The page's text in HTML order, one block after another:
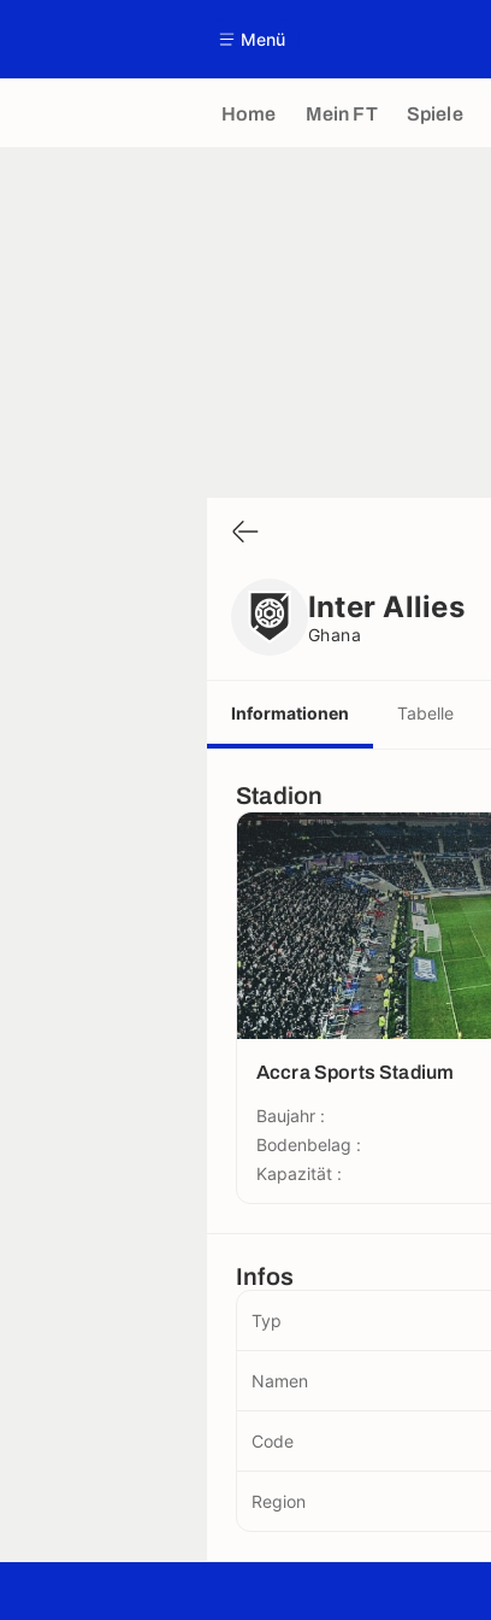
Menü
Home Mein FT Spiele
Inter Allies
Ghana
Informationen Tabelle
Stadion
Accra Sports Stadium
Baujahr :
Bodenbelag :
Kapazität :
Infos
Typ
Namen
Code
Region